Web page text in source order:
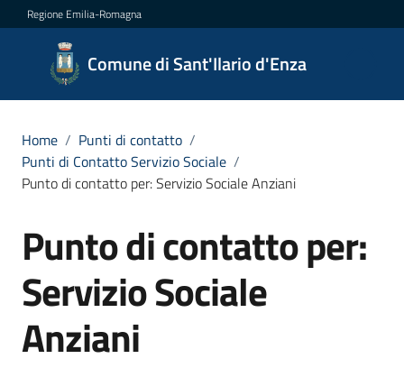
Vai al contenuto
Vai alla navigazione
Vai al footer
Regione Emilia-Romagna
Comune di Sant'Ilario d'Enza
Comune
di
d'Enza
Servizi
Menu selezionato
Home / Punti di contatto /
Punti di Contatto Servizio Sociale /
Punto di contatto per: Servizio Sociale Anziani
Salta al contenuto
Punto di contatto per:
Servizio Sociale
Anziani